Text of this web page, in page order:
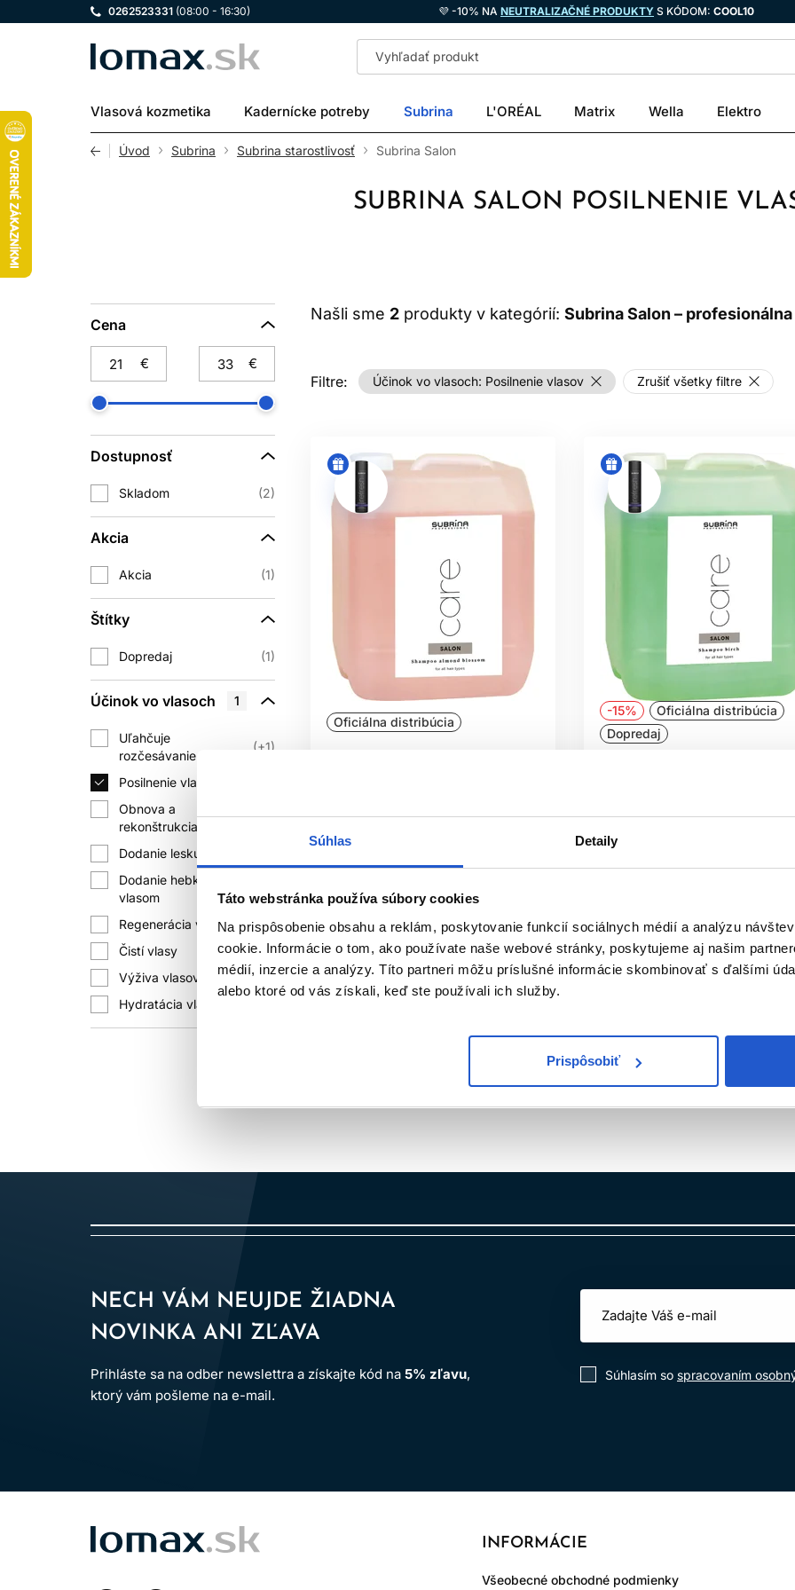
Súhlas Detaily
Táto webstránka používa súbory cookies
Na prispôsobenie obsahu a reklám, poskytovanie funkcií sociálnych médií a analýzu
cookie. Informácie o tom, ako používate naše webové stránky, poskytujeme aj našim
médií, inzercie a analýzy. Títo partneri môžu príslušné informácie skombinovať s ďalšími
alebo ktoré od vás získali, keď ste používali ich služby.
Prispôsobiť
0262523331 (08:00 - 16:30) 💜 -10% NA NEUTRALIZAČNÉ PRODUKTY S KÓDOM: COOL10
LOMAX
Vlasová kozmetika Kadernícke potreby Subrina L'ORÉAL Matrix Wella Elektro
Úvod Subrina Subrina starostlivosť Subrina Salon
SUBRINA SALON POSILNENIE
Cena
€ €
Dostupnosť
Skladom 2
Akcia
Akcia 1
Štítky
Dopredaj 1
Účinok vo vlasoch 1
Uľahčuje
rozčesávanie vlasov
+1
Posilnenie vlasov
Obnova a
rekonštrukcia vlasov
+1
Dodanie lesku vlasom
Dodanie hebkosti
vlasom
Regenerácia vlasov
+1
Čistí vlasy
+1
Výživa vlasov
+1
Hydratácia vlasov
Našli sme 2 produkty v kategórií: Subrina Salon –
Filtre: Účinok vo vlasoch: Posilnenie vlasov Zrušiť všetky filtre
Oficiálna distribúcia
Subrina Salon
Skladom ㅤ
-15%
Oficiálna distribúcia
Dopredaj
Skladom ㅤ
NECH VÁM NEUJDE ŽIADNA
NOVINKA ANI ZĽAVA
Prihláste sa na odber newslettra a získajte kód na 5% zľavu,
ktorý vám pošleme na e-mail.
Súhlasím so spracovaním
LOMAX
INFORMÁCIE
Všeobecné obchodné podmienky